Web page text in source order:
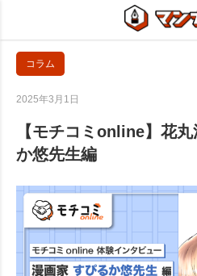
コラム
2025年3月1日
【モチコミonline】花
か悠先生編